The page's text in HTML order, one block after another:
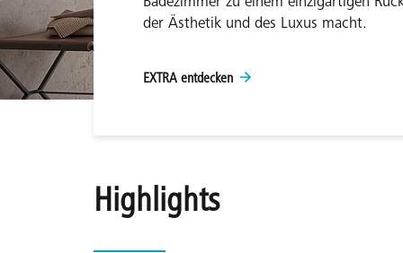
Badezimmer zu einem einzigartigen
der Ästhetik und des Luxus macht.
EXTRA entdecken
Highlights